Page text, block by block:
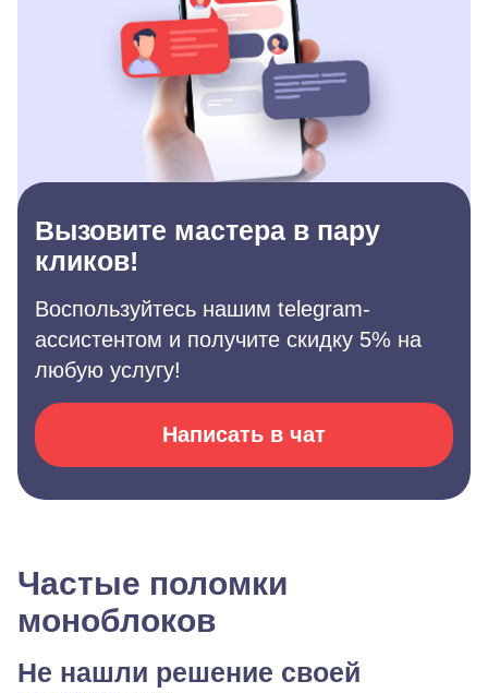
Вызовите мастера в пару
кликов!
Воспользуйтесь нашим telegram-
ассистентом и получите скидку 5% на
любую услугу!
Написать в чат
Частые поломки
моноблоков
Не нашли решение своей